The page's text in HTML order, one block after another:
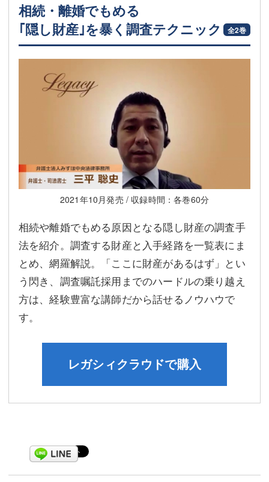
相続・離婚でもめる
｢隠し財産｣を暴く調査テクニック
全2巻
2021年10月発売 / 収録時間：各巻60分
相続や離婚でもめる原因となる隠し財産の調査手
法を紹介。調査する財産と入手経路を一覧表にま
とめ、網羅解説。「ここに財産があるはず」とい
う閃き、調査嘱託採用までのハードルの乗り越え
方は、経験豊富な講師だから話せるノウハウで
す。
レガシィクラウドで購入